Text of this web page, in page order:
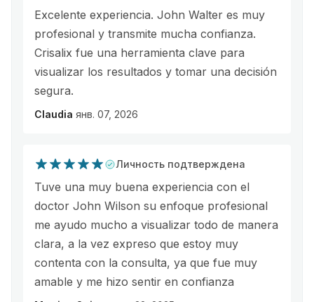
Excelente experiencia. John Walter es muy
profesional y transmite mucha confianza.
Crisalix fue una herramienta clave para
visualizar los resultados y tomar una decisión
segura.
Claudia янв. 07, 2026
Личность подтверждена
Tuve una muy buena experiencia con el
doctor John Wilson su enfoque profesional
me ayudo mucho a visualizar todo de manera
clara, a la vez expreso que estoy muy
contenta con la consulta, ya que fue muy
amable y me hizo sentir en confianza